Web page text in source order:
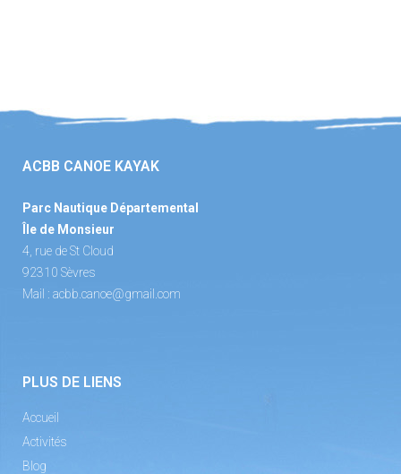
ACBB CANOE KAYAK
Parc Nautique Départemental
Île de Monsieur
4, rue de St Cloud
92310 Sèvres
Mail : acbb.canoe@gmail.com
PLUS DE LIENS
Accueil
Activités
Blog